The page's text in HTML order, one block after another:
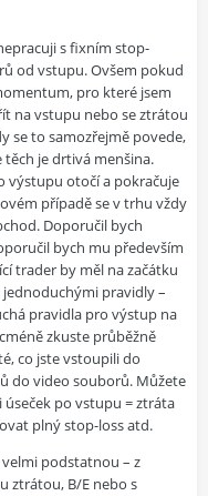
s fixním stop-
od vstupu. Ovšem pokud
pro které jsem
na vstupu nebo se ztrátou
se to samozřejmě povede,
těch je drtivá menšina.
výstupu otočí a pokračuje
případě se v trhu vždy
Doporučil bych
bych mu především
trader by měl na začátku
pravidly –
pravidla pro výstup na
zkuste průběžně
co jste vstoupili do
do video souborů. Můžete
po vstupu = ztráta
plný stop-loss atd.
podstatnou – z
ztrátou, B/E nebo s